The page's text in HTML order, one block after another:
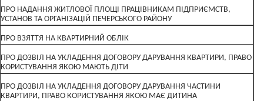
ПРО НАДАННЯ ЖИТЛОВОЇ ПЛОЩІ ПРАЦІВНИКАМ ПІДПРИЄМСТВ,
УСТАНОВ ТА ОРГАНІЗАЦІЙ ПЕЧЕРСЬКОГО РАЙОНУ
ПРО ВЗЯТТЯ НА КВАРТИРНИЙ ОБЛІК
ПРО ДОЗВІЛ НА УКЛАДЕННЯ ДОГОВОРУ ДАРУВАННЯ КВАРТИРИ, ПРАВО
КОРИСТУВАННЯ ЯКОЮ МАЮТЬ ДІТИ
ПРО ДОЗВІЛ НА УКЛАДЕННЯ ДОГОВОРУ ДАРУВАННЯ ЧАСТИНИ
КВАРТИРИ, ПРАВО КОРИСТУВАННЯ ЯКОЮ МАЄ ДИТИНА